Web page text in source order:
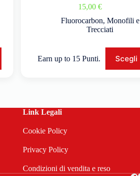
15,00€
Fluorocarbon, Monofili e
Trecciati
Earn up to 15 Punti. Scegli
Link Legali
Cookie Policy
Privacy Policy
Condizioni di vendita e reso